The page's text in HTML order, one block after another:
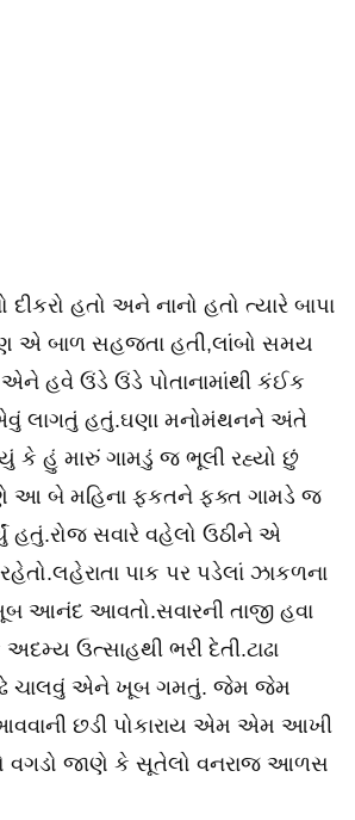
હતો અને નાનો હતો ત્યારે બાપા
એ બાળ સહજતા હતી,લાંબો સમય
એને હવે ઉંડે ઉંડે પોતાનામાંથી કંઈક
લાગતું હતું.ઘણા મનોમંથનને અંતે
કે હું મારું ગામડું જ ભૂલી રહ્યો છું
બે મહિના ફકતને ફક્ત ગામડે જ
હતું.રોજ સવારે વહેલો ઉઠીને એ
પાક પર પડેલાં ઝાકળના
આનંદ આવતો.સવારની તાજી હવા
ઉત્સાહથી ભરી દેતી.ટાઢા
ચાલવું એને ખૂબ ગમતું. જેમ જેમ
છડી પોકારાય એમ એમ આખી
વગડો જાણે કે સૂતેલો વનરાજ આળસ